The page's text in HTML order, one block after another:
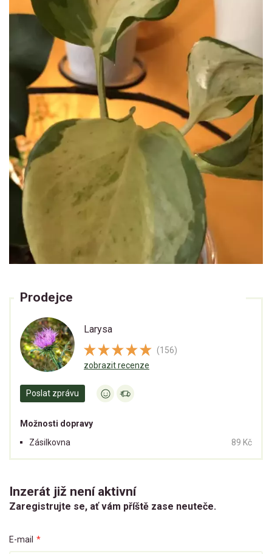
Prodejce
Larysa
(156)
zobrazit recenze
Poslat zprávu
Možnosti dopravy
Zásilkovna
89 Kč
Inzerát již není aktivní
Zaregistrujte se, ať vám příště zase neuteče.
E-mail *